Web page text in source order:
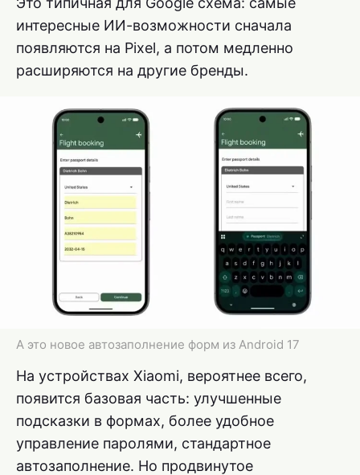
интересные ИИ-возможности сначала
появляются на Pixel, а потом медленно
расширяются на другие бренды.
А это новое автозаполнение форм из Android 17
На устройствах Xiaomi, вероятнее всего,
появится базовая часть: улучшенные
подсказки в формах, более удобное
управление паролями, стандартное
автозаполнение. Но продвинутое